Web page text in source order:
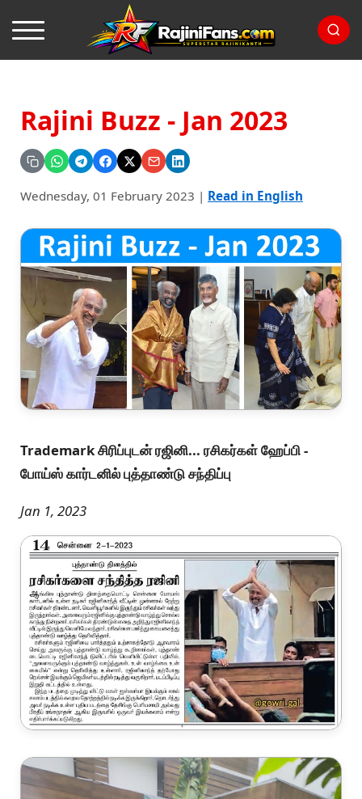
Rajini Buzz - Jan 2023
Wednesday, 01 February 2023 | Read in English
Trademark சிரிப்புடன் ரஜினி... ரசிகர்கள் ஹேப்பி -
போய்ஸ் கார்டனில் புத்தாண்டு சந்திப்பு
Jan 1, 2023